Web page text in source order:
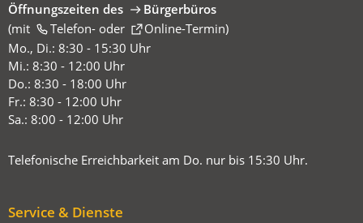
Öffnungszeiten des
Bürgerbüros
(mit
Telefon-oder Online-Termin
(Öffnet
in
einem
neuen
Tab)
)
Mo., Di.: 8:30 - 15:30 Uhr
Mi.: 8:30 - 12:00 Uhr
Do.: 8:30 - 18:00 Uhr
Fr.: 8:30 - 12:00 Uhr
Sa.: 8:00 - 12:00 Uhr
Telefonische Erreichbarkeit am Do. nur bis 15:30 Uhr.
Service & Dienste